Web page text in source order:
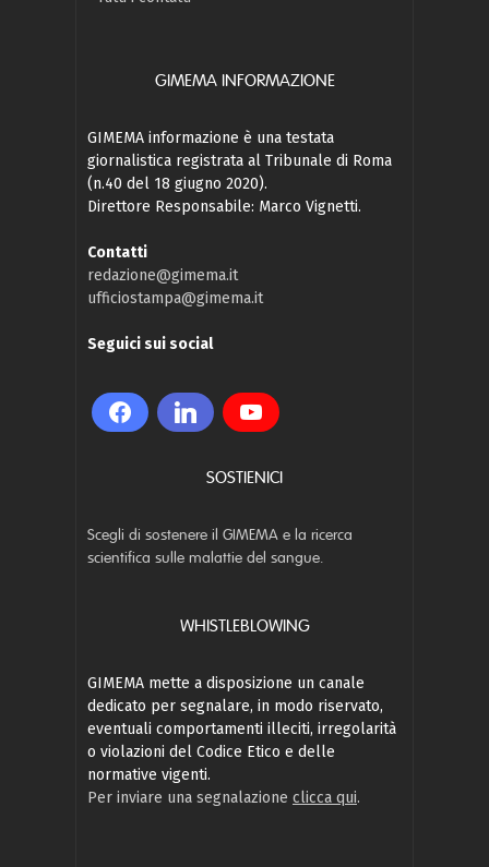
GIMEMA INFORMAZIONE
GIMEMA informazione è una testata
giornalistica registrata al Tribunale di Roma
(n.40 del 18 giugno 2020).
Direttore Responsabile: Marco Vignetti.
Contatti
redazione@gimema.it
ufficiostampa@gimema.it
Seguici sui social
SOSTIENICI
Scegli di sostenere il GIMEMA e la ricerca
scientifica sulle malattie del sangue.
WHISTLEBLOWING
GIMEMA mette a disposizione un canale
dedicato per segnalare, in modo riservato,
eventuali comportamenti illeciti, irregolarità
o violazioni del Codice Etico e delle
normative vigenti.
Per inviare una segnalazione clicca qui.